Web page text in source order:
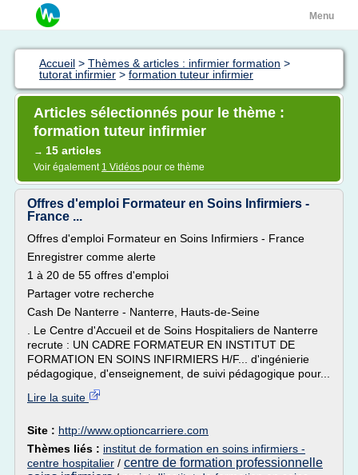
Menu
Accueil > Thèmes & articles : infirmier formation >
tutorat infirmier > formation tuteur infirmier
Articles sélectionnés pour le thème :
formation tuteur infirmier
→ 15 articles
Voir également 1 Vidéos pour ce thème
Offres d'emploi Formateur en Soins Infirmiers -
France ...
Offres d'emploi Formateur en Soins Infirmiers - France
Enregistrer comme alerte
1 à 20 de 55 offres d'emploi
Partager votre recherche
Cash De Nanterre - Nanterre, Hauts-de-Seine
. Le Centre d'Accueil et de Soins Hospitaliers de Nanterre
recrute : UN CADRE FORMATEUR EN INSTITUT DE
FORMATION EN SOINS INFIRMIERS H/F... d'ingénierie
pédagogique, d'enseignement, de suivi pédagogique pour...
Lire la suite
Site : http://www.optioncarriere.com
Thèmes liés : institut de formation en soins infirmiers -
centre hospitalier / centre de formation professionnelle